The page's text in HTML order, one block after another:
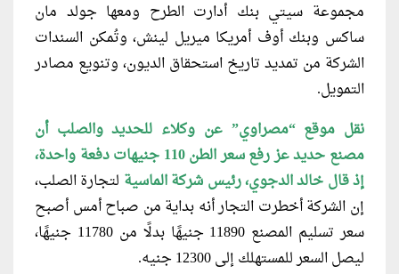
مجموعة سيتي بنك أدارت الطرح ومعها جولد مان
ساكس وبنك أوف أمريكا ميريل لينش، وتُمكن السندات
الشركة من تمديد تاريخ استحقاق الديون، وتنويع مصادر
التمويل.
نقل موقع “مصراوي” عن وكلاء للحديد والصلب أن
مصنع حديد عز رفع سعر الطن 110 جنيهات دفعة واحدة،
إذ قال خالد الدجوي، رئيس شركة الماسية لتجارة الصلب،
إن الشركة أخطرت التجار أنه بداية من صباح أمس أصبح
سعر تسليم المصنع 11890 جنيهًا بدلًا من 11780 جنيهًا،
ليصل السعر للمستهلك إلى 12300 جنيه.